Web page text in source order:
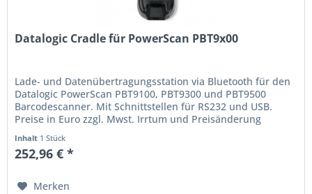
Datalogic Cradle für PowerScan PBT9x00
Lade- und Datenübertragungsstation via Bluetooth für den
Datalogic PowerScan PBT9100, PBT9300 und PBT9500
Barcodescanner. Mit Schnittstellen für RS232 und USB.
Preise in Euro zzgl. Mwst. Irrtum und Preisänderung
Inhalt 1 Stück
252,96 € *
Merken